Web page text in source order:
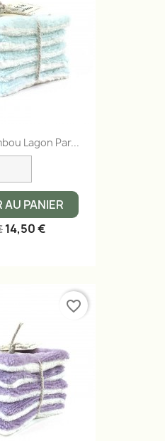
Lagon Par...
AU PANIER
14,50 €
favorite_border